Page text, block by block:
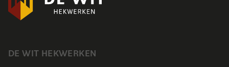
DE WIT HEKWERKEN